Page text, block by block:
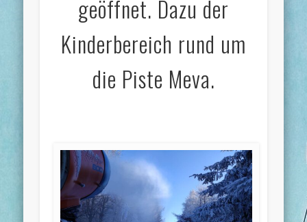
geöffnet. Dazu der
Kinderbereich rund um
die Piste Meva.